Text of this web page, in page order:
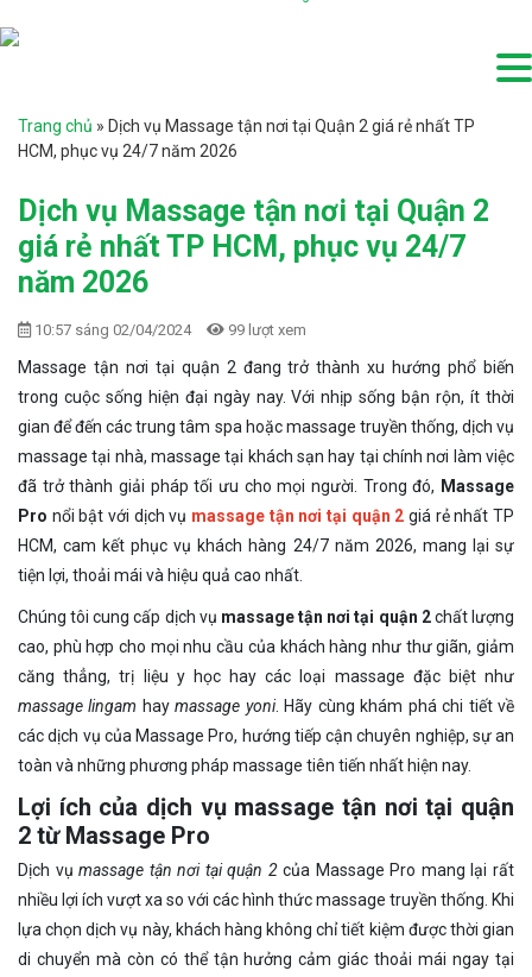
Trang chủ » Dịch vụ Massage tận nơi tại Quận 2 giá rẻ nhất TP
HCM, phục vụ 24/7 năm 2026
Dịch vụ Massage tận nơi tại Quận 2
giá rẻ nhất TP HCM, phục vụ 24/7
năm 2026
10:57 sáng 02/04/2024 99 lượt xem
Massage tận nơi tại quận 2 đang trở thành xu hướng phổ biến
trong cuộc sống hiện đại ngày nay. Với nhịp sống bận rộn, ít thời
gian để đến các trung tâm spa hoặc massage truyền thống, dịch vụ
massage tại nhà, massage tại khách sạn hay tại chính nơi làm việc
đã trở thành giải pháp tối ưu cho mọi người. Trong đó, Massage
Pro nổi bật với dịch vụ massage tận nơi tại quận 2 giá rẻ nhất TP
HCM, cam kết phục vụ khách hàng 24/7 năm 2026, mang lại sự
tiện lợi, thoải mái và hiệu quả cao nhất.
Chúng tôi cung cấp dịch vụ massage tận nơi tại quận 2chất lượng
cao, phù hợp cho mọi nhu cầu của khách hàng như thư giãn, giảm
căng thẳng, trị liệu y học hay các loại massage đặc biệt như
massage lingam haymassage yoni. Hãy cùng khám phá chi tiết về
các dịch vụ của Massage Pro, hướng tiếp cận chuyên nghiệp, sự an
toàn và những phương pháp massage tiên tiến nhất hiện nay.
Lợi ích của dịch vụ massage tận nơi tại quận
2 từ Massage Pro
Dịch vụmassage tận nơi tại quận 2của Massage Pro mang lại rất
nhiều lợi ích vượt xa so với các hình thức massage truyền thống. Khi
lựa chọn dịch vụ này, khách hàng không chỉ tiết kiệm được thời gian
di chuyển mà còn có thể tận hưởng cảm giác thoải mái ngay tại